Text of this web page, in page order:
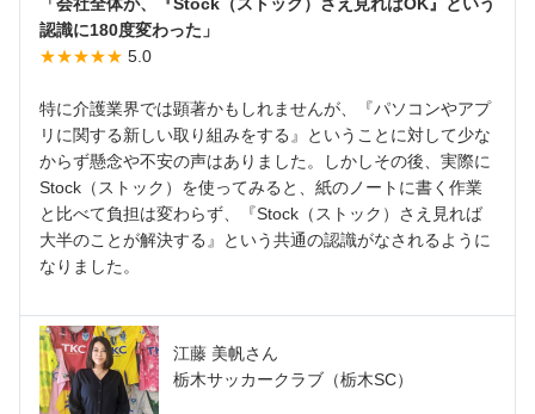
「会社全体が、『Stock（ストック）さえ見ればOK』という
認識に180度変わった」
★★★★★ 5.0
特に介護業界では顕著かもしれませんが、『パソコンやアプ
リに関する新しい取り組みをする』ということに対して少な
からず懸念や不安の声はありました。しかしその後、実際に
Stock（ストック）を使ってみると、紙のノートに書く作業
と比べて負担は変わらず、『Stock（ストック）さえ見れば
大半のことが解決する』という共通の認識がなされるように
なりました。
江藤 美帆さん
栃木サッカークラブ（栃木SC）